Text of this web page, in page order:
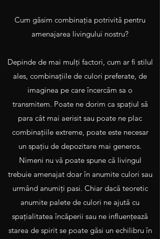
Cum găsim combinaţia potrivită pentru
amenajarea livingului nostru?
Depinde de mai mulţi factori, cum ar fi stilul
ales, combinaţiile de culori preferate, de
imaginea pe care încercăm sa o
transmitem. Poate ne dorim ca spaţiul să
para cât mai aerisit sau poate ne plac
combinaţiile extreme, poate este necesar
un spaţiu de depozitare mai generos.
Nimeni nu vă poate spune că livingul
trebuie amenajat doar în anumite culori sau
urmând anumiţi pasi. Chiar dacă teoretic
anumite palete de culori ne ajută cu
spaţialitatea încăperii sau ne influenţează
starea de spirit se poate găsi un echilibru în